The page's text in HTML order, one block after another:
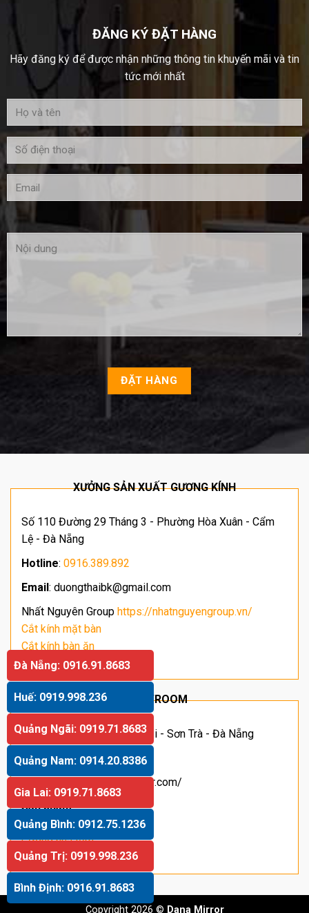
ĐĂNG KÝ ĐẶT HÀNG
Hãy đăng ký để được nhận những thông tin khuyến mãi và tin
tức mới nhất
XƯỞNG SẢN XUẤT GƯƠNG KÍNH
Số 110 Đường 29 Tháng 3 - Phường Hòa Xuân - Cẩm
Lệ - Đà Nẵng
Hotline: 0916.389.892
Email: duongthaibk@gmail.com
Nhất Nguyên Group https://nhatnguyengroup.vn/
Cắt kính mặt bàn
Cắt kính bàn ăn
Giá kính cường lực
SHOWROOM
Địa chỉ: Số 63 Hoàng Sĩ Khải - Sơn Trà - Đà Nẵng
Hotline:091.66.11.055
: https://danamirror.com/
Sản phẩm:
Gương treo tường
Gương nhà tắm
Gương nhà tắm
Copyright 2026 © Dana Mirror
Đà Nẵng: 0916.91.8683
Huế: 0919.998.236
Quảng Ngãi: 0919.71.8683
Quảng Nam: 0914.20.8386
Gia Lai: 0919.71.8683
Quảng Bình: 0912.75.1236
Quảng Trị: 0919.998.236
Bình Định: 0916.91.8683